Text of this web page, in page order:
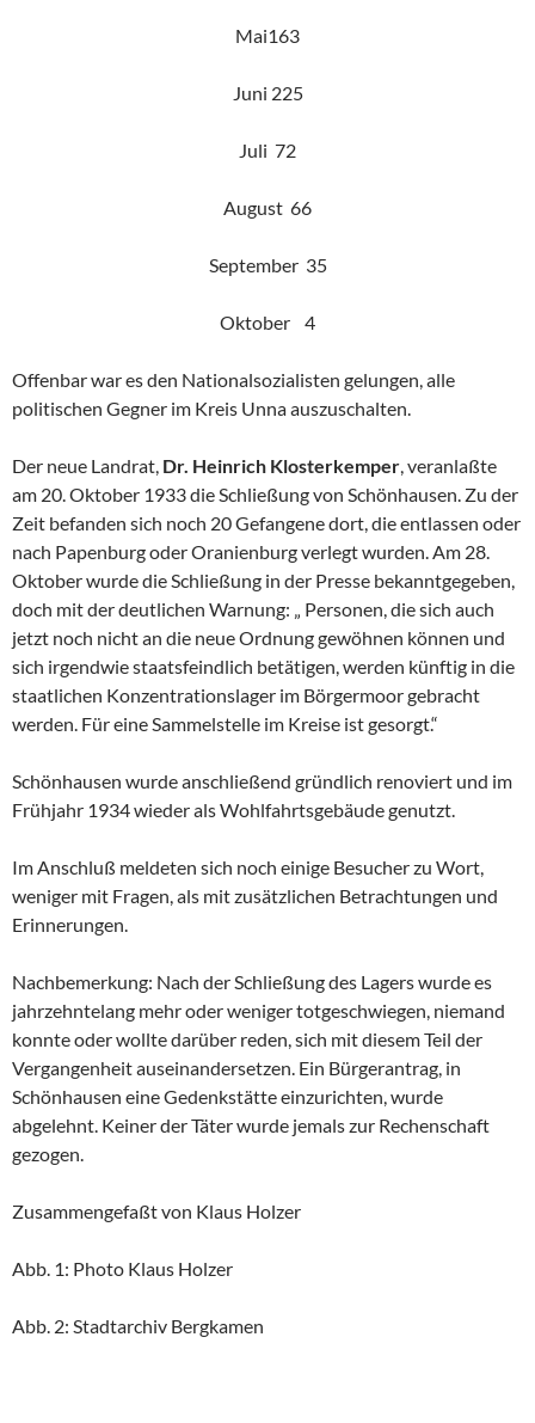
Mai163
Juni 225
Juli 72
August 66
September 35
Oktober 4
Offenbar war es den Nationalsozialisten gelungen, alle
politischen Gegner im Kreis Unna auszuschalten.
Der neue Landrat, Dr. Heinrich Klosterkemper, veranlaßte
am 20. Oktober 1933 die Schließung von Schönhausen. Zu der
Zeit befanden sich noch 20 Gefangene dort, die entlassen oder
nach Papenburg oder Oranienburg verlegt wurden. Am 28.
Oktober wurde die Schließung in der Presse bekanntgegeben,
doch mit der deutlichen Warnung: „ Personen, die sich auch
jetzt noch nicht an die neue Ordnung gewöhnen können und
sich irgendwie staatsfeindlich betätigen, werden künftig in die
staatlichen Konzentrationslager im Börgermoor gebracht
werden. Für eine Sammelstelle im Kreise ist gesorgt.“
Schönhausen wurde anschließend gründlich renoviert und im
Frühjahr 1934 wieder als Wohlfahrtsgebäude genutzt.
Im Anschluß meldeten sich noch einige Besucher zu Wort,
weniger mit Fragen, als mit zusätzlichen Betrachtungen und
Erinnerungen.
Nachbemerkung: Nach der Schließung des Lagers wurde es
jahrzehntelang mehr oder weniger totgeschwiegen, niemand
konnte oder wollte darüber reden, sich mit diesem Teil der
Vergangenheit auseinandersetzen. Ein Bürgerantrag, in
Schönhausen eine Gedenkstätte einzurichten, wurde
abgelehnt. Keiner der Täter wurde jemals zur Rechenschaft
gezogen.
Zusammengefaßt von Klaus Holzer
Abb. 1: Photo Klaus Holzer
Abb. 2: Stadtarchiv Bergkamen